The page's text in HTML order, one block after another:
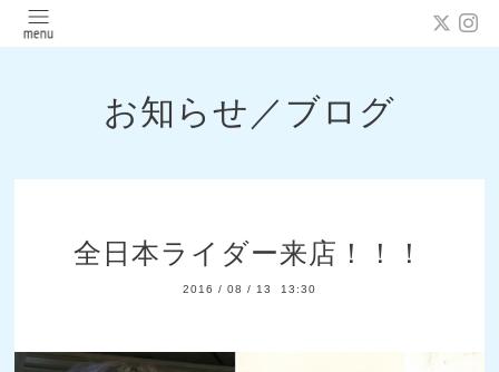
お知らせ／ブログ
全日本ライダー来店！！！
2016 / 08 / 13 13:30